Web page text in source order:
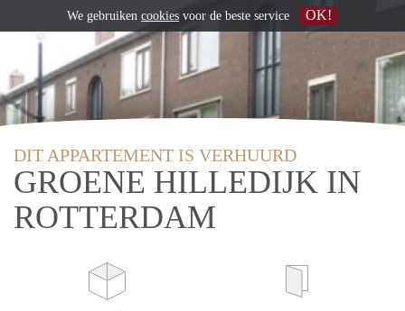
DIT APPARTEMENT IS VERHUURD
GROENE HILLEDIJK IN
ROTTERDAM
We gebruiken cookies voor de beste service OK!